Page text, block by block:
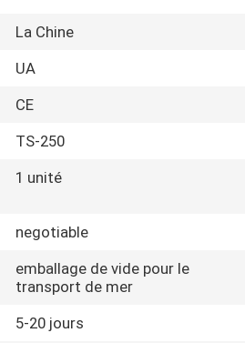
La Chine
UA
CE
TS-250
1 unité
negotiable
emballage de vide pour le
transport de mer
5-20 jours